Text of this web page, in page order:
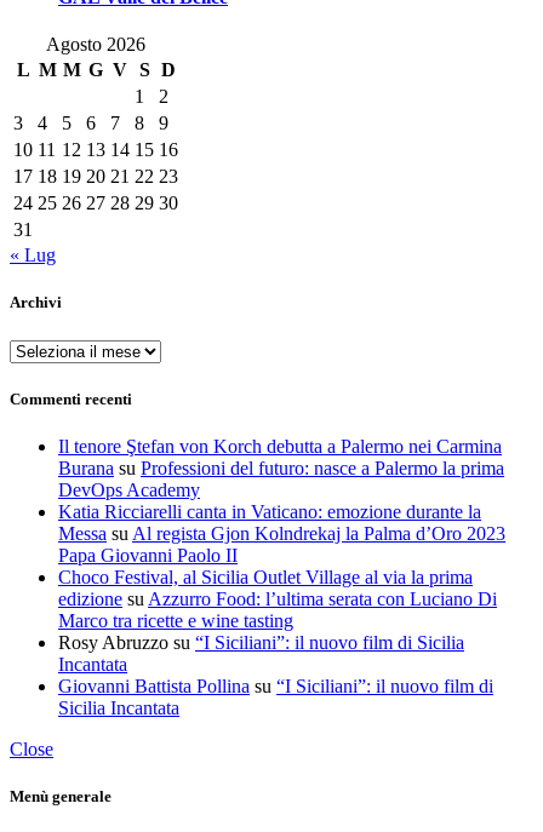
Agosto 2026
L M M G V S D
1
2
3
4 5 6 7 8
9
10 11 12 13 14 15 16
17 18 19 20 21 22 23
24 25 26 27 28 29 30
31
« Lug
Archivi
Archivi
Commenti recenti
Il tenore Ştefan von Korch debutta a Palermo nei Carmina
Burana su Professioni del futuro: nasce a Palermo la prima
DevOps Academy
Katia Ricciarelli canta in Vaticano: emozione durante la
Messa su Al regista Gjon Kolndrekaj la Palma d’Oro 2023
Papa Giovanni Paolo II
Choco Festival, al Sicilia Outlet Village al via la prima
edizione su Azzurro Food: l’ultima serata con Luciano Di
Marco tra ricette e wine tasting
Rosy Abruzzo su “I Siciliani”: il nuovo film di Sicilia
Incantata
Giovanni Battista Pollina su “I Siciliani”: il nuovo film di
Sicilia Incantata
Close
Menù generale